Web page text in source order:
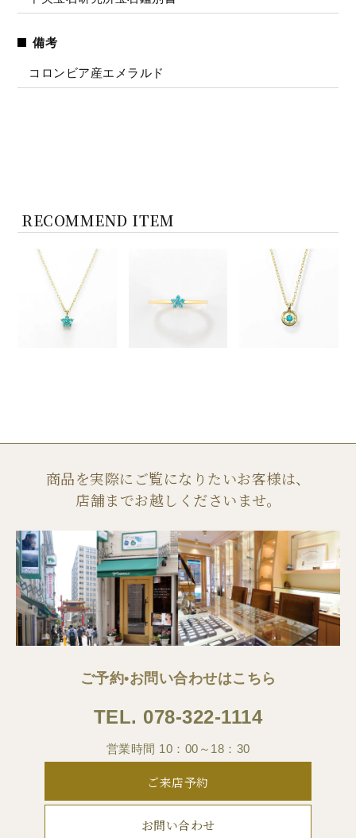
備考
コロンビア産エメラルド
RECOMMEND ITEM
商品を実際にご覧になりたいお客様は、
店舗までお越しくださいませ。
ご予約•お問い合わせはこちら
TEL. 078-322-1114
営業時間 10：00～18：30
ご来店予約
お問い合わせ